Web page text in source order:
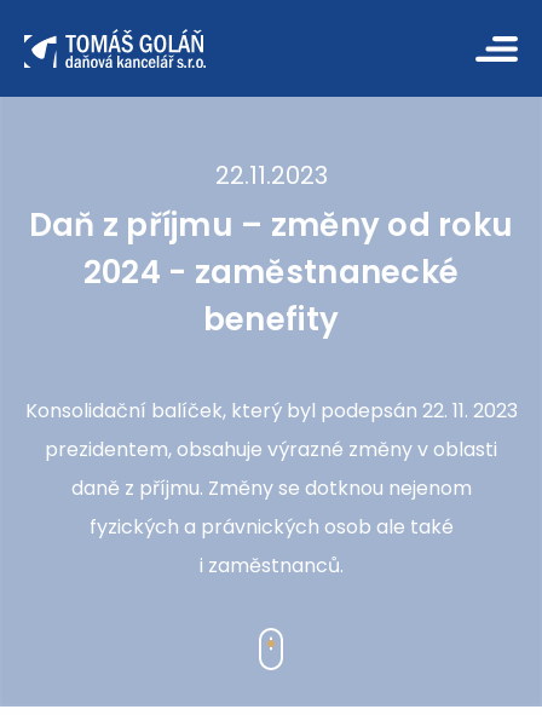
22.11.2023
Daň z příjmu – změny od roku
2024 - zaměstnanecké
benefity
Konsolidační balíček, který byl podepsán 22. 11. 2023
prezidentem, obsahuje výrazné změny v oblasti
daně z příjmu. Změny se dotknou nejenom
fyzických a právnických osob ale také
i zaměstnanců.